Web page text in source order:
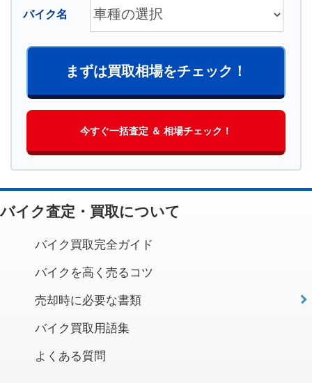
バイク名
まずは買取相場をチェック！
今すぐ一括査定 ＆ 相場チェック！
バイク査定・買取について
バイク買取完全ガイド
バイクを高く売るコツ
売却時に必要な書類
バイク買取用語集
よくある質問